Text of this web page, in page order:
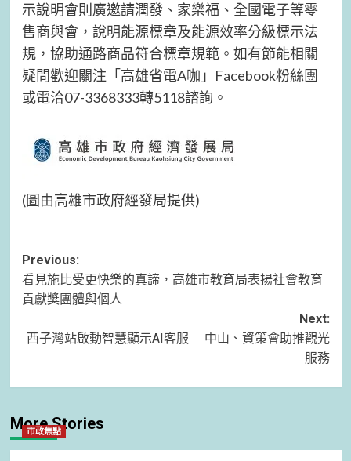
示說明會則廣邀請潤發、家樂福、全國電子等零
售商與會，說明能源標章及能源效率分級標示法
規，協助通路商品符合標章規範。如有節能相關
疑問歡迎關注「高雄省電A咖」Facebook粉絲團
或電洽07-3368333轉5118諮詢。
(圖由高雄市政府經發局提供)
Post
navigation
Previous:
看見施比受更快樂的真諦，高雄市教育局表揚社會教育
貢獻獎團體與個人
Next:
西子灣站啟動智慧顯示AI客服 中山、資策會助推觀光
服務
More Stories
市政焦點